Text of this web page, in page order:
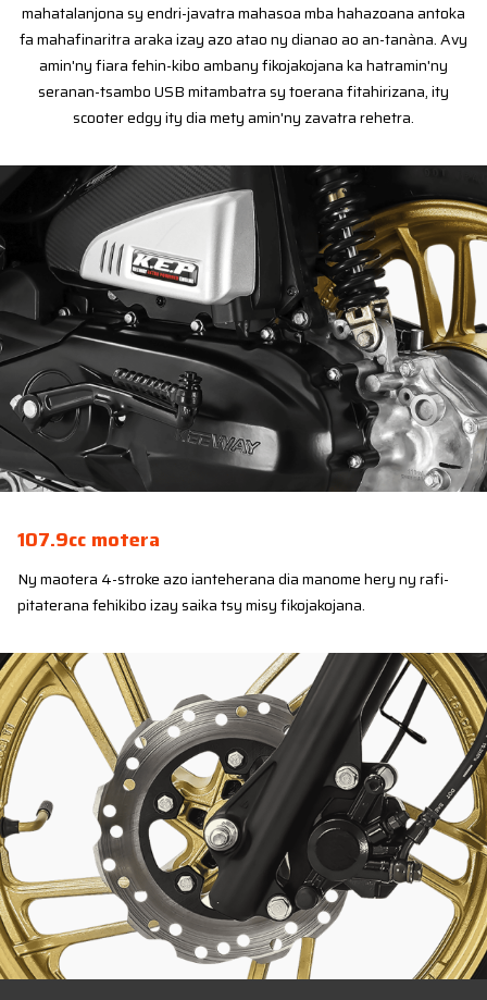
mahatalanjona sy endri-javatra mahasoa mba hahazoana antoka
fa mahafinaritra araka izay azo atao ny dianao ao an-tanàna. Avy
amin'ny fiara fehin-kibo ambany fikojakojana ka hatramin'ny
seranan-tsambo USB mitambatra sy toerana fitahirizana, ity
scooter edgy ity dia mety amin'ny zavatra rehetra.
107.9cc motera
Ny maotera 4-stroke azo ianteherana dia manome hery ny rafi-
pitaterana fehikibo izay saika tsy misy fikojakojana.